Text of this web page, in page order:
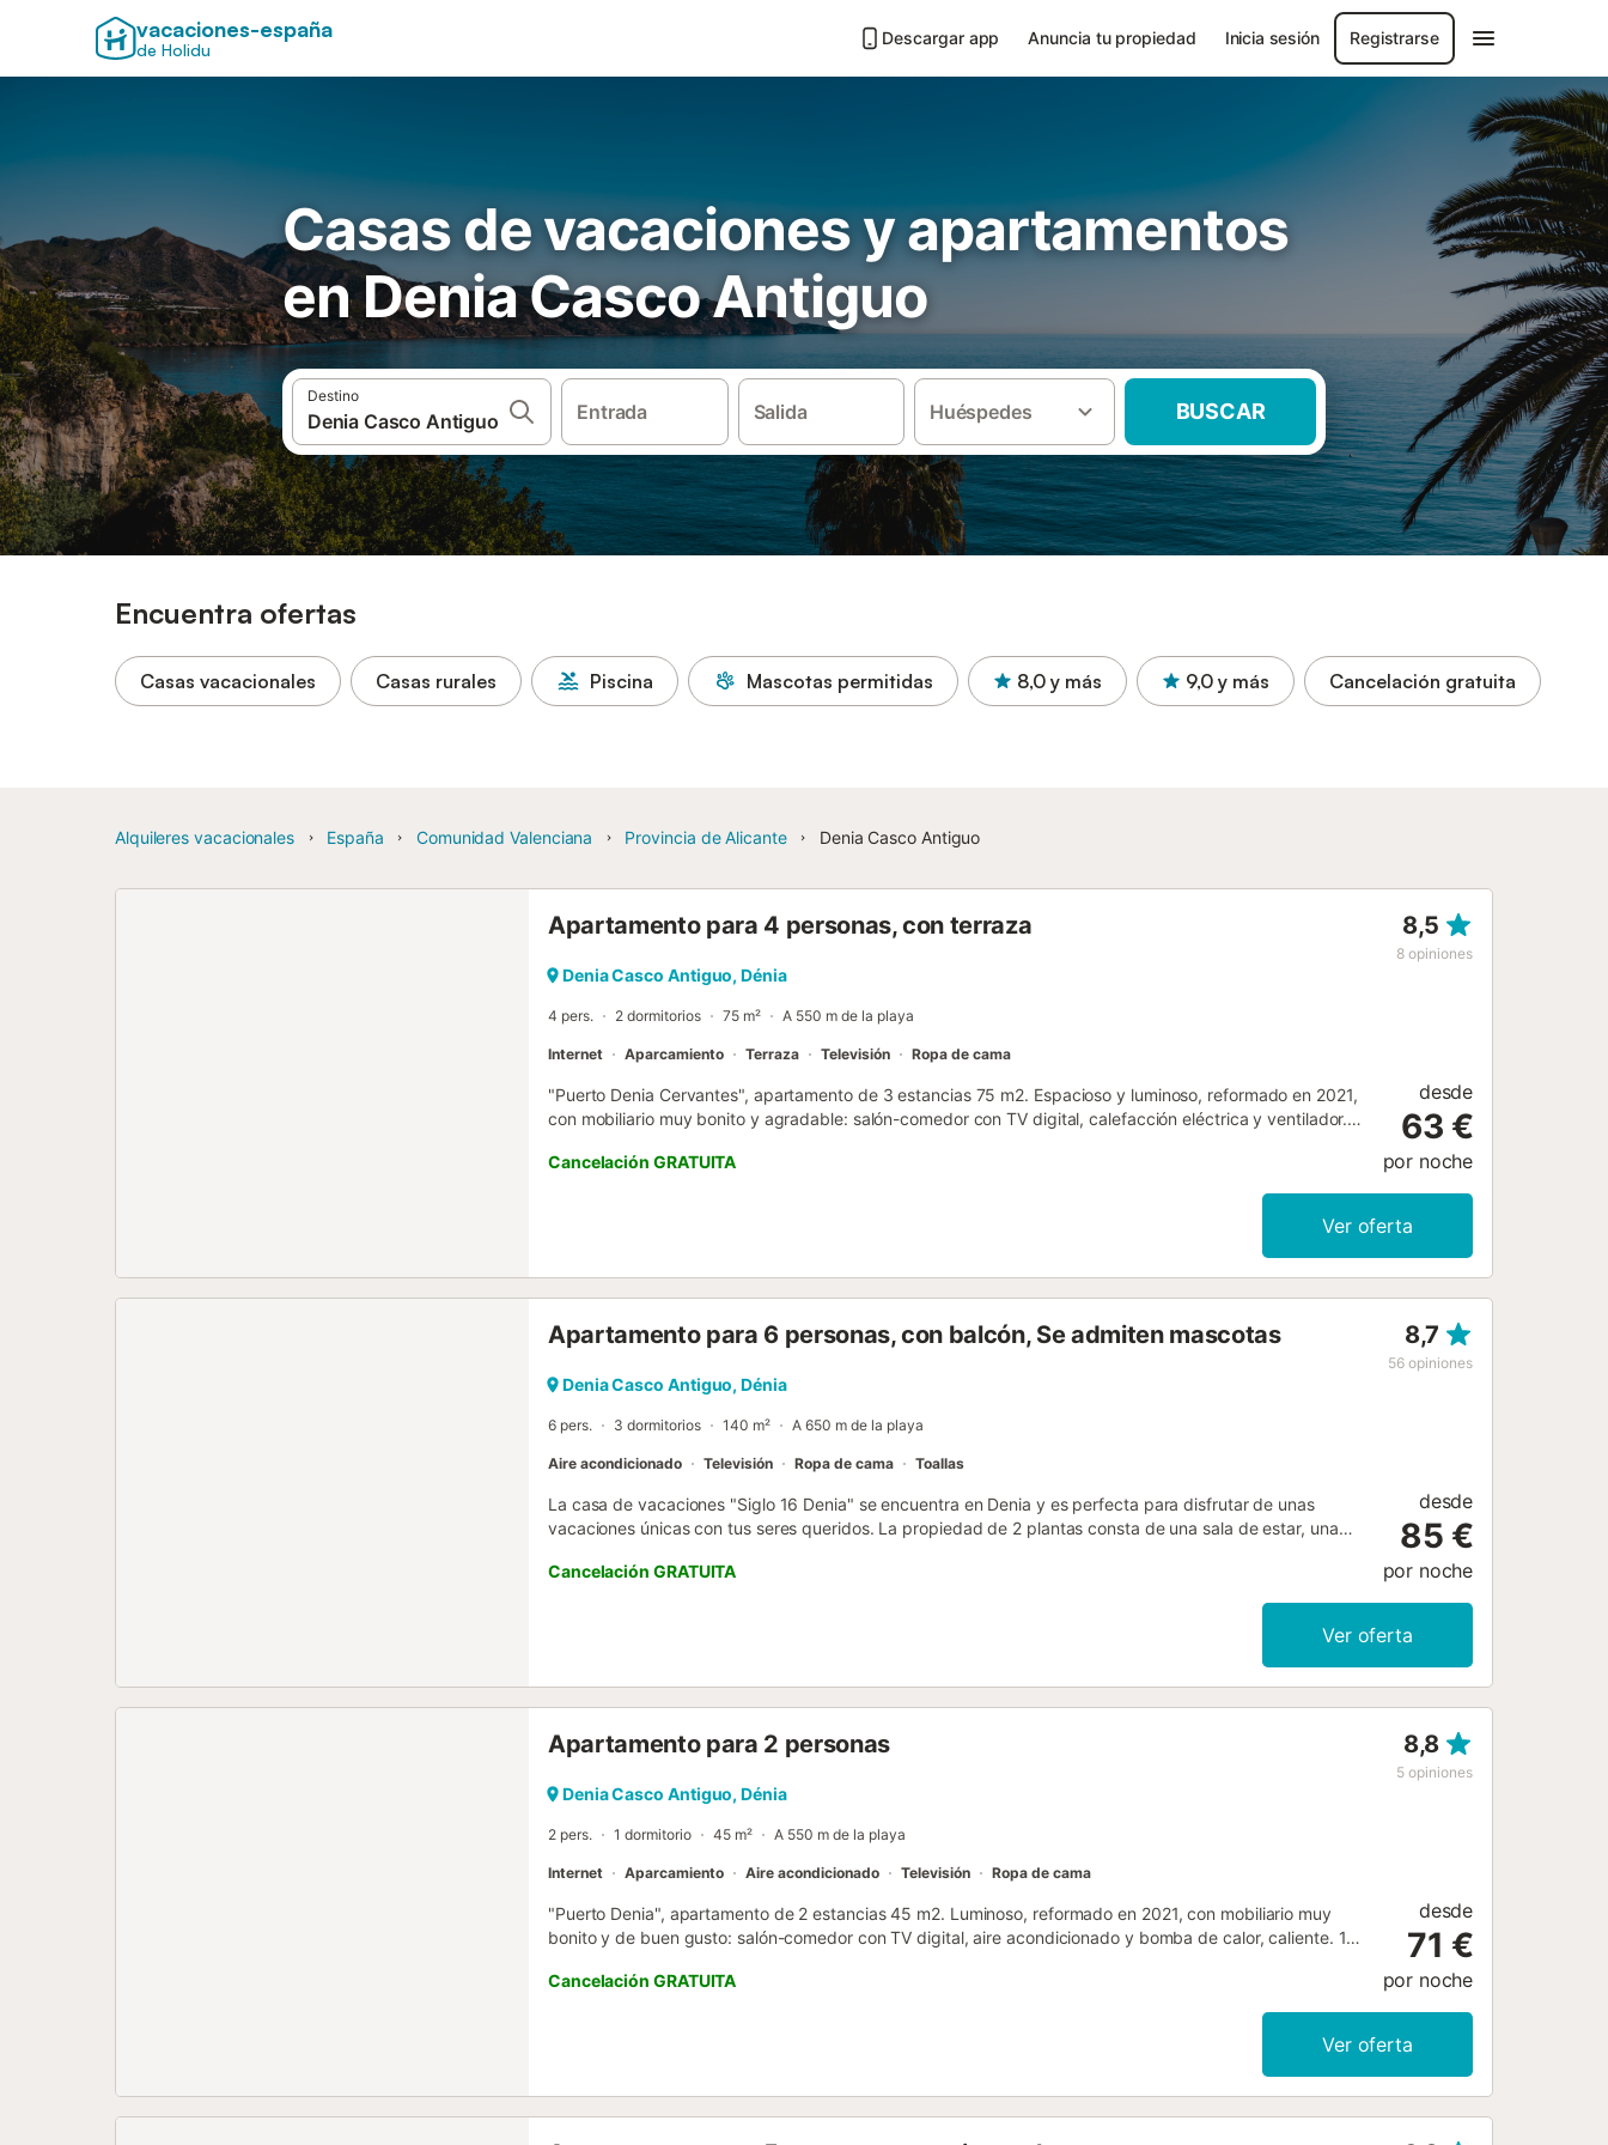
vacaciones-españa
de Holidu
Descargar app Anuncia tu propiedad Inicia sesión Registrarse
Casas de vacaciones y apartamentos
en Denia Casco Antiguo
Destino
Entrada Salida Huéspedes BUSCAR
Encuentra ofertas
Casas vacacionales Casas rurales Piscina Mascotas permitidas 8,0 y más 9,0 y más Cancelación gratuita
Alquileres vacacionales España Comunidad Valenciana Provincia de Alicante Denia Casco Antiguo
Apartamento para 4 personas, con terraza 8,5
8 opiniones
Denia Casco Antiguo, Dénia
4 pers. 2 dormitorios 75 m² A 550 m de la playa
Internet Aparcamiento Terraza Televisión Ropa de cama
"Puerto Denia Cervantes", apartamento de 3 estancias 75 m2. Espacioso y luminoso, reformado en 2021,
con mobiliario muy bonito y agradable: salón-comedor con TV digital, calefacción eléctrica y ventilador.
calefacción eléctrica y ventilador. 1 dorm. con 1 cama de matrimonio (140 cm, 200 cm de longitud),
calefacción eléctrica y ventilador. Cocina (horno, lavavajillas, 4 placas de vitrocerámica, microondas,
congelador, cafetera eléctrica). Ducha/WC. Terraza grande. Muebles de terraza. Vista bonita al mar y al
puerto. El alojamiento dispone de: lavadora, plancha, trona, cuna, secador de pelo. Internet (Wifi, gratis).
Cancelación GRATUITA
desde
63 €
por noche
Ver oferta
Apartamento para 6 personas, con balcón, Se admiten mascotas 8,7
56 opiniones
Denia Casco Antiguo, Dénia
6 pers. 3 dormitorios 140 m² A 650 m de la playa
Aire acondicionado Televisión Ropa de cama Toallas
La casa de vacaciones "Siglo 16 Denia" se encuentra en Denia y es perfecta para disfrutar de unas
vacaciones únicas con tus seres queridos. La propiedad de 2 plantas consta de una sala de estar, una
un aseo adicional y por lo tanto puede acomodar a 6 personas. Los servicios adicionales incluyen Wi-Fi,
televisión, aire acondicionado y lavadora. Se puede proporcionar una cuna por un suplemento. Este
Cancelación GRATUITA
desde
85 €
por noche
Ver oferta
Apartamento para 2 personas 8,8
5 opiniones
Denia Casco Antiguo, Dénia
2 pers. 1 dormitorio 45 m² A 550 m de la playa
Internet Aparcamiento Aire acondicionado Televisión Ropa de cama
"Puerto Denia", apartamento de 2 estancias 45 m2. Luminoso, reformado en 2021, con mobiliario muy
bonito y de buen gusto: salón-comedor con TV digital, aire acondicionado y bomba de calor, caliente. 1
inducción, tostadora, microondas, congelador, cafetera eléctrica). Ducha/WC. Vista espléndida al mar y
al puerto. El alojamiento dispone de: lavadora, plancha, trona, cuna, secador de pelo. Internet (Wifi,
Cancelación GRATUITA
desde
71 €
por noche
Ver oferta